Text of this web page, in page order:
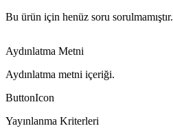
Bu ürün için henüz soru sorulmamıştır.
Aydınlatma Metni
Aydınlatma metni içeriği.
ButtonIcon
Yayınlanma Kriterleri